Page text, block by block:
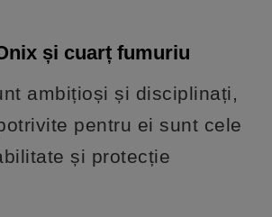
și cuarț fumuriu
ambițioși și disciplinați,
pentru ei sunt cele
și protecție